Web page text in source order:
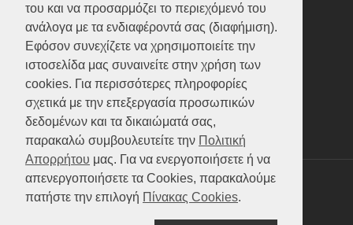
του και να προσαρμόζει το περιεχόμενό του
ανάλογα με τα ενδιαφέροντά σας (διαφήμιση).
Εφόσον συνεχίζετε να χρησιμοποιείτε την
ιστοσελίδα μας συναινείτε στην χρήση των
cookies. Για περισσότερες πληροφορίες
σχετικά με την επεξεργασία προσωπικών
δεδομένων και τα δικαιώματά σας,
παρακαλώ συμβουλευτείτε την Πολιτική
Απορρήτου μας. Για να ενεργοποιήσετε ή να
απενεργοποιήσετε τα Cookies, παρακαλούμε
πατήστε την επιλογή Πίνακας Cookies.
ΥΠΗΡΕΣΙΕΣ
Test ride
Επικοινωνία
Service
Κατάλογος
FAQ
SOCIAL MEDIA